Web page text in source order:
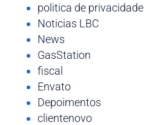
politica de privacidade
Noticias LBC
News
GasStation
fiscal
Envato
Depoimentos
clientenovo